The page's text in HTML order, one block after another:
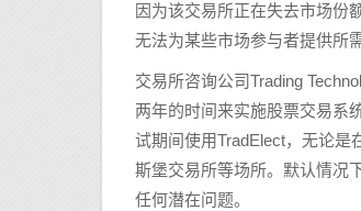
因为该交易所正在失去市场份
无法为某些市场参与者提供所
交易所咨询公司Trading
两年的时间来实施股票交易系
试期间使用TradElect，无论是
斯堡交易所等场所。默认情况
任何潜在问题。